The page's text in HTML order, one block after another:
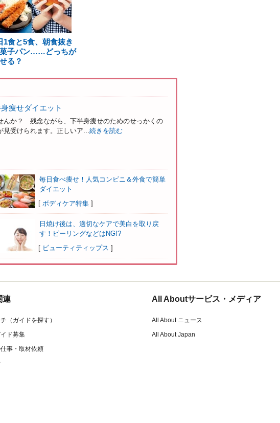
1食と5食、朝食抜き
子パン……どっちが
る？
痩せダイエット
んか？ 残念ながら、下半身痩せのためのせっかくの
見受けられます。正しいア...続きを読む
毎日食べ痩せ！人気コンビニ＆外食で簡単
ダイエット
[ ボディケア特集 ]
日焼け後は、適切なケアで美白を取り戻
す！ピーリングなどはNG!?
[ ビューティティップス ]
連
（ガイドを探す）
ド募集
事・取材依頼
All Aboutサービス・メディア
All About ニュース
All About Japan